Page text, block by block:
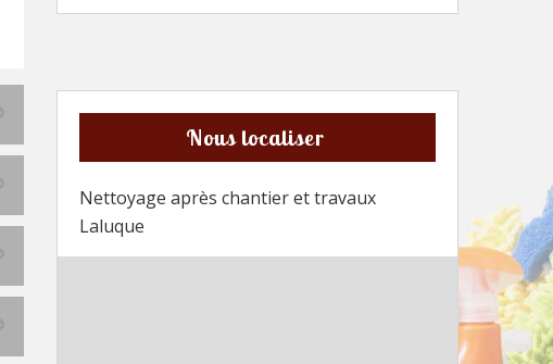
Nous localiser
Nettoyage après chantier et travaux
Laluque